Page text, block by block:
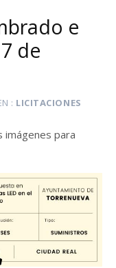
e
de
LICITACIONES
imágenes para